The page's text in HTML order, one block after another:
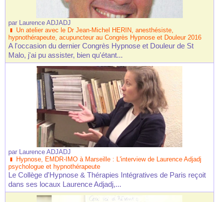
par Laurence ADJADJ
Un atelier avec le Dr Jean-Michel HERIN, anesthésiste,
hypnothérapeute, acupuncteur au Congrès Hypnose et Douleur 2016
A l'occasion du dernier Congrès Hypnose et Douleur de St
Malo, j'ai pu assister, bien qu'étant...
par Laurence ADJADJ
Hypnose, EMDR-IMO à Marseille : L'interview de Laurence Adjadj
psychologue et hypnothérapeute
Le Collège d'Hypnose & Thérapies Intégratives de Paris reçoit
dans ses locaux Laurence Adjadj,...